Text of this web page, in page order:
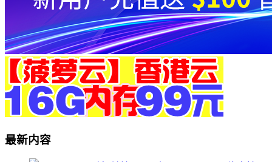
最新内容